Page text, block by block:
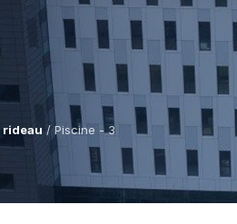
Dépannage Vitrages
Vitrine Magasin
Expertise Bris De Glace
Recherche De Fuite
Nos
rideau / Piscine - 3